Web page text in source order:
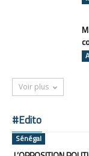
Voir plus
#Edito
Sénégal